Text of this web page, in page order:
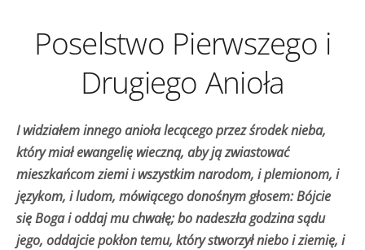
Poselstwo Pierwszego i
Drugiego Anioła
I widziałem innego anioła lecącego przez środek nieba,
który miał ewangelię wieczną, aby ją zwiastować
mieszkańcom ziemi i wszystkim narodom, i plemionom, i
językom, i ludom, mówiącego donośnym głosem: Bójcie
się Boga i oddaj mu chwałę; bo nadeszła godzina sądu
jego, oddajcie pokłon temu, który stworzył niebo i ziemię, i